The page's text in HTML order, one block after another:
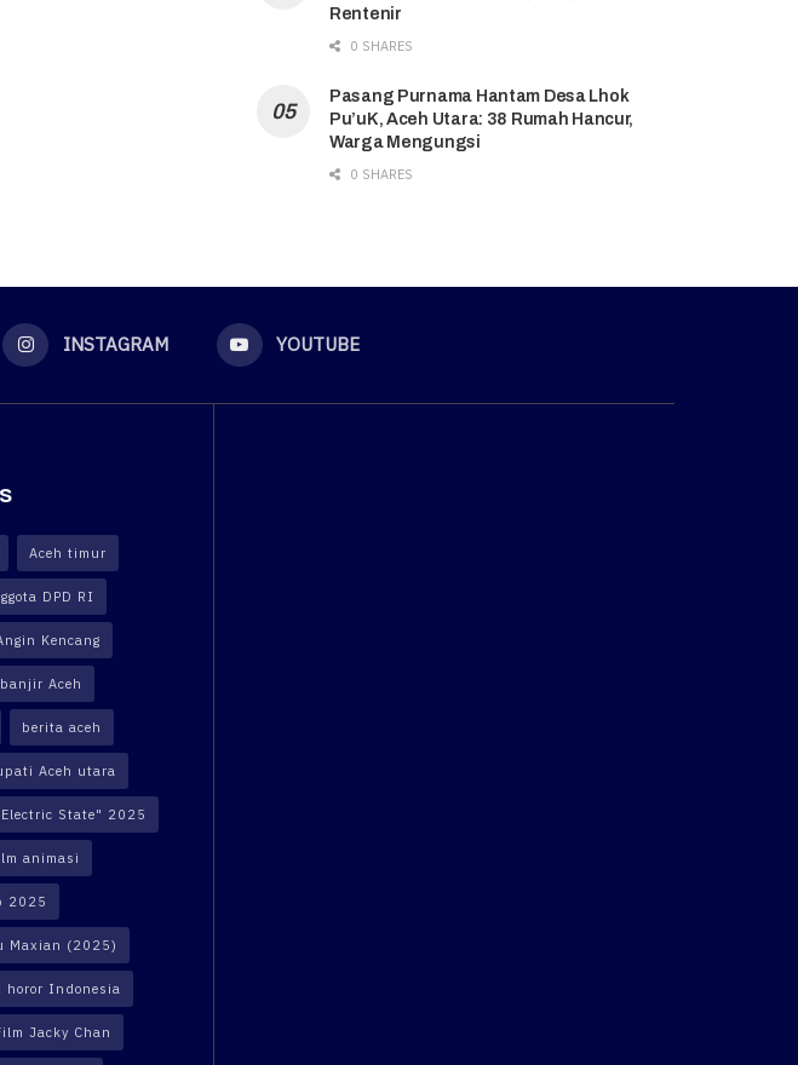
Rentenir
0 SHARES
Pasang Purnama Hantam Desa Lhok
Pu’uK, Aceh Utara: 38 Rumah Hancur,
Warga Mengungsi
0 SHARES
INSTAGRAM YOUTUBE
Aceh timur
DPD RI
Kencang
banjir Aceh
berita aceh
Aceh utara
State" 2025
animasi
2025
Maxian (2025)
horor Indonesia
Jacky Chan